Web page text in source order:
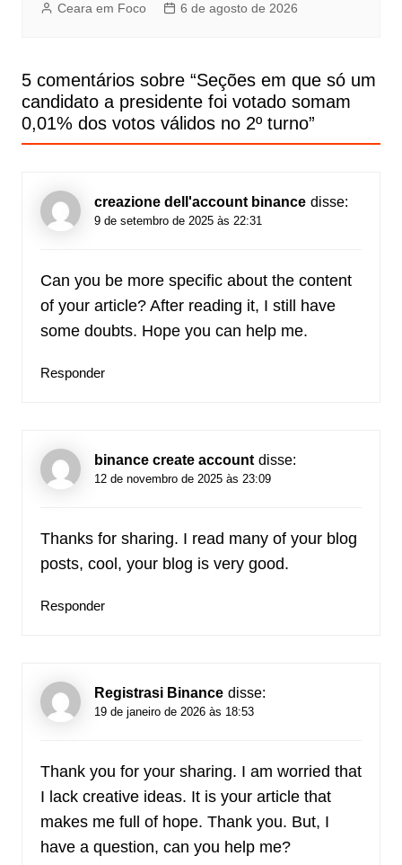
Ceara em Foco 6 de agosto de 2026
5 comentários sobre “Seções em que só um
candidato a presidente foi votado somam
0,01% dos votos válidos no 2º turno”
creazione dell'account binance disse:
9 de setembro de 2025 às 22:31
Can you be more specific about the content
of your article? After reading it, I still have
some doubts. Hope you can help me.
Responder
binance create account disse:
12 de novembro de 2025 às 23:09
Thanks for sharing. I read many of your blog
posts, cool, your blog is very good.
Responder
Registrasi Binance disse:
19 de janeiro de 2026 às 18:53
Thank you for your sharing. I am worried that
I lack creative ideas. It is your article that
makes me full of hope. Thank you. But, I
have a question, can you help me?